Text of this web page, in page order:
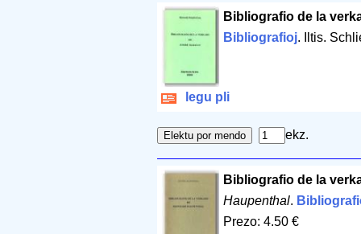
Bibliografio de la
Bibliografioj. Iltis.
legu pli
ekz.
Bibliografio de la
Haupenthal.
Prezo: 4.50 €